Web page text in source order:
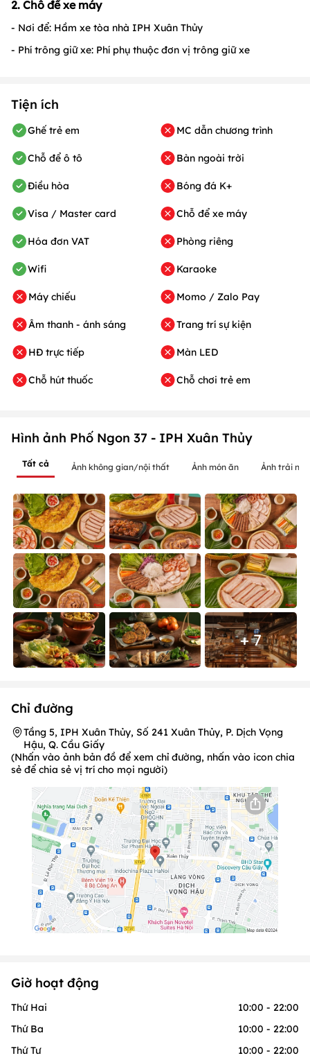
2. Chỗ để xe máy
- Nơi để: Hầm xe tòa nhà IPH Xuân Thủy
- Phí trông giữ xe: Phí phụ thuộc đơn vị trông giữ xe
Tiện ích
Ghế trẻ em
Chỗ để ô tô
Điều hòa
Visa / Master card
Hóa đơn VAT
Wifi
Máy chiếu
Âm thanh - ánh sáng
HĐ trực tiếp
Chỗ hút thuốc
MC dẫn chương trình
Bàn ngoài trời
Bóng đá K+
Chỗ để xe máy
Phòng riêng
Karaoke
Momo / Zalo Pay
Trang trí sự kiện
Màn LED
Chỗ chơi trẻ em
Hình ảnh Phố Ngon 37 - IPH Xuân Thủy
Tất cả Ảnh không gian/nội thất Ảnh món ăn Ảnh trải
+ 7
Chỉ đường
Tầng 5, IPH Xuân Thủy, Số 241 Xuân Thủy, P. Dịch Vọng
Hậu, Q. Cầu Giấy
(Nhấn vào ảnh bản đồ để xem chỉ đường, nhấn vào icon chia
sẻ để chia sẻ vị trí cho mọi người)
Giờ hoạt động
Thứ Hai
10:00 - 22:00
Thứ Ba
10:00 - 22:00
Thứ Tư
10:00 - 22:00